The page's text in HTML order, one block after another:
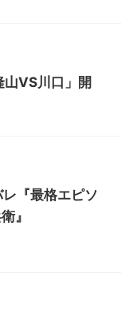
VS川口」開
『最格エピソ
』